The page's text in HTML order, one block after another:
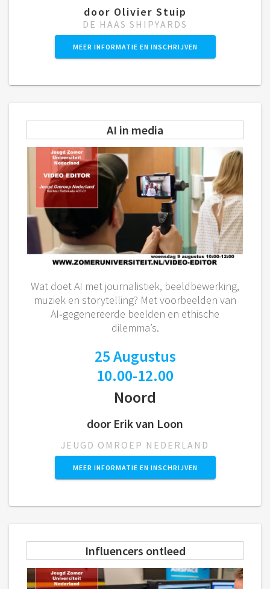
door Olivier Stuip
DE HAAS SHIPYARDS
MEER INFORMATIE EN INSCHRIJVEN
AI in media
Wat doet AI met journalistiek, beeldbewerking,
muziek en storytelling? Met voorbeelden van
AI‑gegenereerde beelden en ethische
dilemma’s.
25 Augustus
10.00-12.00
Noord
door Erik van Loon
JEUGD OMROEP NEDERLAND
MEER INFORMATIE EN INSCHRIJVEN
Influencers ontleed